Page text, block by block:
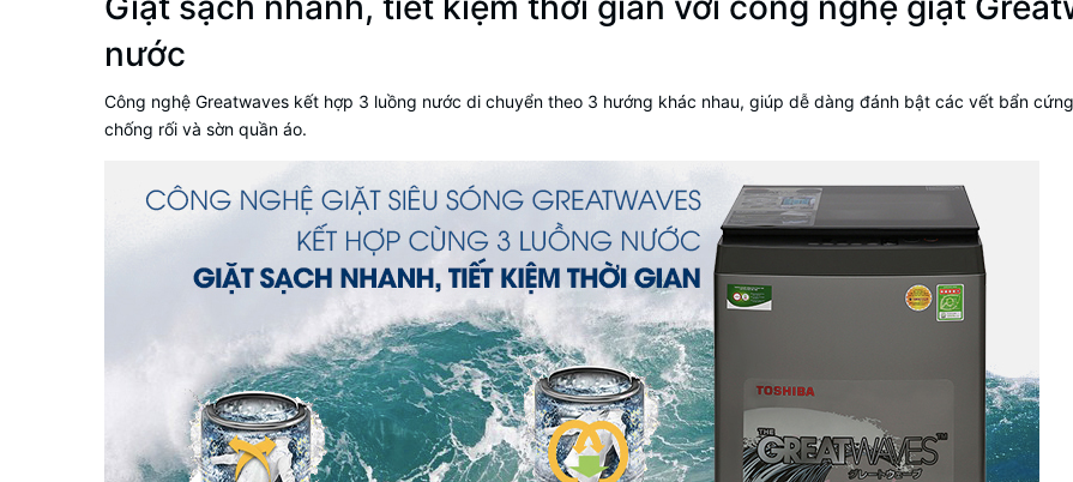
nước
Công nghệ Greatwaves kết hợp 3 luồng nước di chuyển theo 3 hướng khác nhau, giúp dễ dàng đánh bật các vết bẩn
chống rối và sờn quần áo.